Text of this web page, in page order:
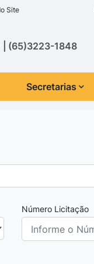
Site
(65)3223-1848
Secretarias
Número Licitação